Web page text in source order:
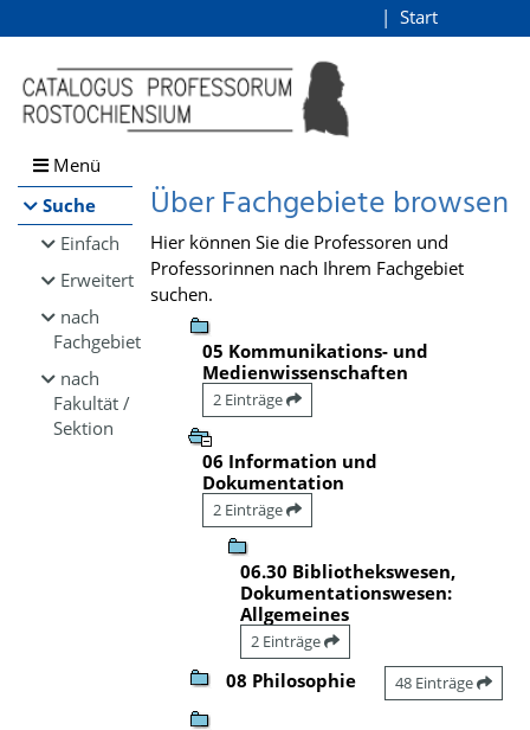
Browsen
direkt zum Inhalt
Start
Menü
Suche
Einfach
Erweitert
nach
Fachgebiet
nach
Fakultät /
Sektion
Über Fachgebiete browsen
Hier können Sie die Professoren und
Professorinnen nach Ihrem Fachgebiet
suchen.
05 Kommunikations- und
Medienwissenschaften
2 Einträge
06 Information und
Dokumentation
2 Einträge
06.30 Bibliothekswesen,
Dokumentationswesen:
Allgemeines
2 Einträge
08 Philosophie 48 Einträge